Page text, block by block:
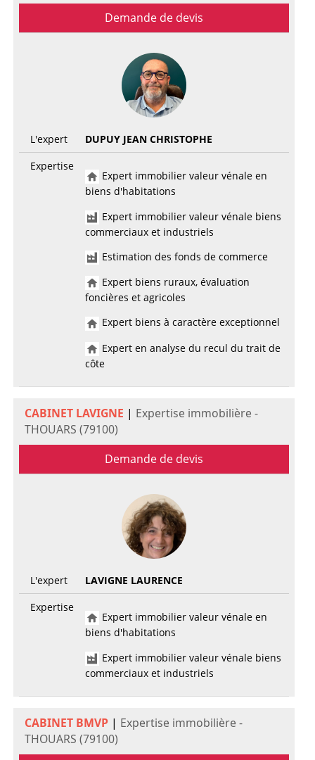
Demande de devis
L'expert
DUPUY JEAN CHRISTOPHE
Expertise
Expert immobilier valeur vénale en
biens d'habitations
Expert immobilier valeur vénale biens
commerciaux et industriels
Estimation des fonds de commerce
Expert biens ruraux, évaluation
foncières et agricoles
Expert biens à caractère exceptionnel
Expert en analyse du recul du trait de
côte
CABINET LAVIGNE | Expertise immobilière -
THOUARS (79100)
Demande de devis
L'expert
LAVIGNE LAURENCE
Expertise
Expert immobilier valeur vénale en
biens d'habitations
Expert immobilier valeur vénale biens
commerciaux et industriels
CABINET BMVP| Expertise immobilière -
THOUARS (79100)